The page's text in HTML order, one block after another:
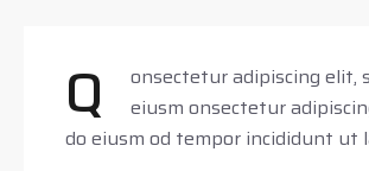
Q
onsectetur adipiscing elit,
eiusm onsectetur
do eiusm od tempor incididunt ut